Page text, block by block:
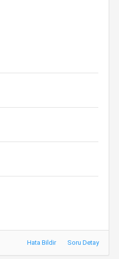
Hata Bildir Soru Detay